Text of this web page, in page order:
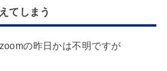
てしまう
の昨日かは不明ですが